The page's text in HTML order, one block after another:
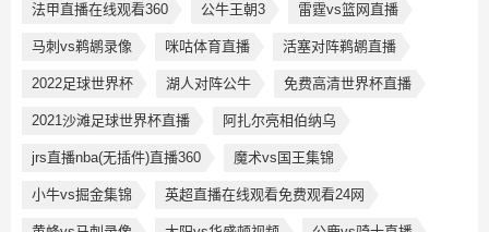
法甲直播在线观看360 公牛王朝3 雷霆vs篮网直播
马刺vs鹈鹕录像 咪咕体育直播 活塞对阵鹈鹕直播
2022足球世界杯 湖人对阵公牛 免费高清世界杯直播
2021沙滩足球世界杯直播 阿扎尔亮相伯纳乌
jrs直播nba(无插件)直播360 魔术vs国王集锦
小牛vs掘金集锦 英超直播在线观看免费观看24网